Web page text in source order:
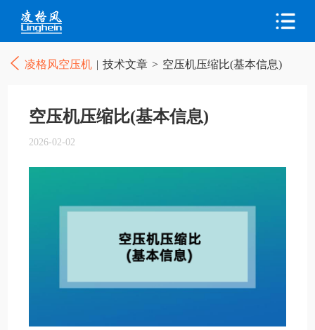
凌格风空压机 | 技术文章 > 空压机压缩比(基本信息)
空压机压缩比(基本信息)
2026-02-02